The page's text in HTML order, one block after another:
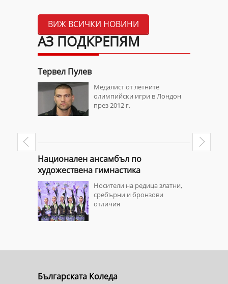
ВИЖ ВСИЧКИ НОВИНИ
АЗ ПОДКРЕПЯМ
Тервел Пулев
Медалист от летните
олимпийски игри в Лондон
през 2012 г.
Национален ансамбъл по
художествена гимнастика
Носители на редица златни,
сребърни и бронзови
отличия
Българската Коледа